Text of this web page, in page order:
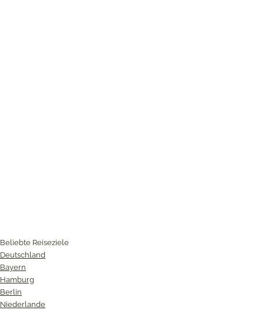
Beliebte Reiseziele
Deutschland
Bayern
Hamburg
Berlin
Niederlande